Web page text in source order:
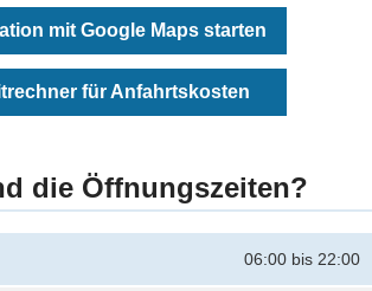
mit Google Maps starten
für Anfahrtskosten
die Öffnungszeiten?
06:00 bis 22:00